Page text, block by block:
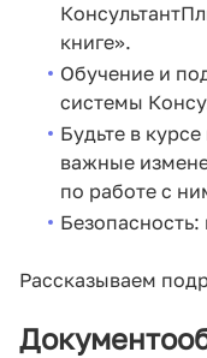
книге».
Обучение и
системы
Будьте в
важные
по работе с
Безопасность:
Рассказываем